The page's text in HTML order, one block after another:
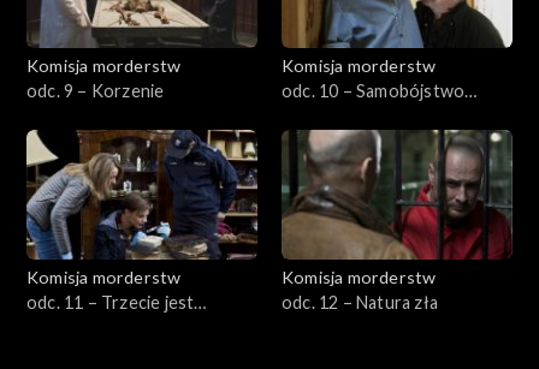
Komisja morderstw
odc. 9 – Korzenie
Komisja morderstw
odc. 10 – Samobójstwo
Komisja morderstw
odc. 11 – Trzecie jest
Komisja morderstw
odc. 12 – Natura zła